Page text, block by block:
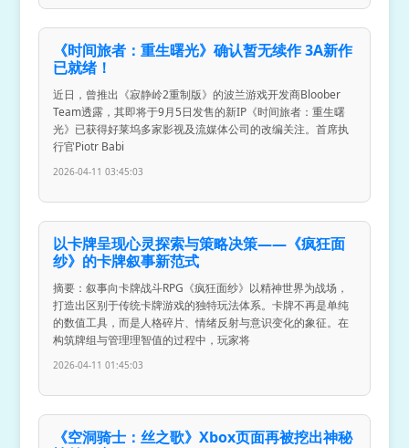
《时间旅者：重生曙光》确认暂无续作 3A新作
已就绪！
近日，曾推出《寂静岭2重制版》的波兰游戏开发商Bloober
Team透露，其即将于9月5日发售的新IP《时间旅者：重生曙
光》已获得好莱坞多家影视及流媒体公司的改编关注。首席执
行官Piotr Babi
2026-04-11 03:45:03
以卡牌呈现心灵探索与策略决策——《疯狂面
纱》的卡牌叙事新范式
摘要：叙事向卡牌战斗RPG《疯狂面纱》以精神世界为战场，
打造出区别于传统卡牌游戏的独特玩法体系。卡牌不再是单纯
的数值工具，而是人格碎片、情绪反射与意识变化的象征。在
构筑牌组与管理理智值的过程中，玩家将
2026-04-11 01:45:03
《空洞骑士：丝之歌》Xbox页面再被挖出神秘